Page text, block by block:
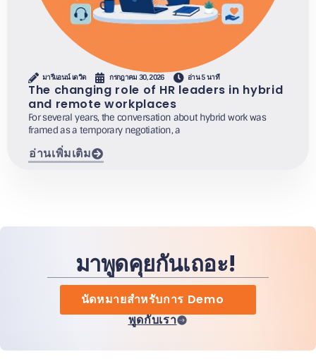
มารีแอนน์ เดวิด กรกฎาคม 30, 2026 อ่าน 5 นาที
The changing role of HR leaders in hybrid
and remote workplaces
For several years, the conversation about hybrid work was
framed as a temporary negotiation, a
อ่านเพิ่มเติม
มาพูดคุยกันเถอะ!
นัดหมายสำหรับการ Demo
พูดกับเรา